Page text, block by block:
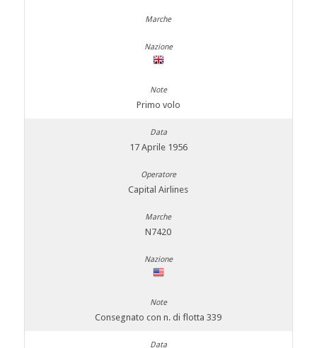
Primo volo
17 Aprile 1956
Capital Airlines
N7420
Consegnato con n. di flotta 339